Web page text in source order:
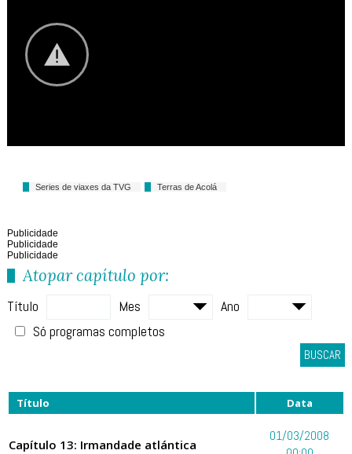
Series de viaxes da TVG Terras de Acolá
Publicidade
Publicidade
Publicidade
Atopar capítulo por:
Título Mes
Ano
Só programas completos
BUSCAR
Título Data
Capítulo 13: Irmandade atlántica
01/03/2008